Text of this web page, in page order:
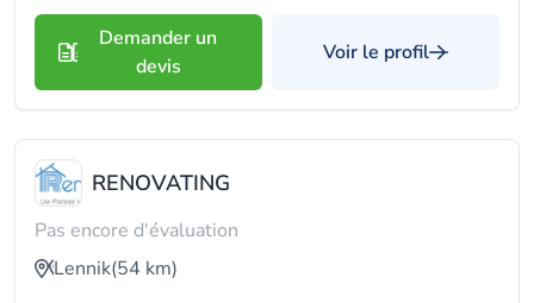
Demander un
devis
Voir le profil
RENOVATING
Pas encore d'évaluation
Lennik(54 km)